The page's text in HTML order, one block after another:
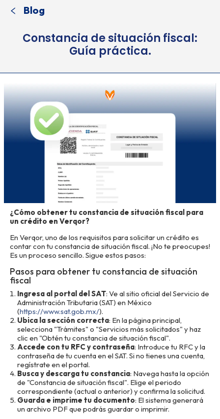
Blog
Constancia de situación fiscal:
Guía práctica.
¿Cómo obtener tu constancia de situación fiscal para
un crédito en Verqor?
En Verqor, uno de los requisitos para solicitar un crédito es
contar con tu constancia de situación fiscal. ¡No te preocupes!
Es un proceso sencillo. Sigue estos pasos:
Pasos para obtener tu constancia de situación
fiscal
Ingresa al portal del SAT: Ve al sitio oficial del Servicio de
Administración Tributaria (SAT) en México
(https://www.sat.gob.mx/).
Ubica la sección correcta: En la página principal,
selecciona "Trámites" o "Servicios más solicitados" y haz
clic en "Obtén tu constancia de situación fiscal".
Accede con tu RFC y contraseña: Introduce tu RFC y la
contraseña de tu cuenta en el SAT. Si no tienes una cuenta,
regístrate en el portal.
Busca y descarga tu constancia: Navega hasta la opción
de "Constancia de situación fiscal". Elige el periodo
correspondiente (actual o anterior) y confirma la solicitud.
Guarda e imprime tu documento: El sistema generará
un archivo PDF que podrás guardar o imprimir.